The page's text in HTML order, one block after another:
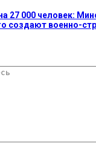
27 000 человек:
создают военно-